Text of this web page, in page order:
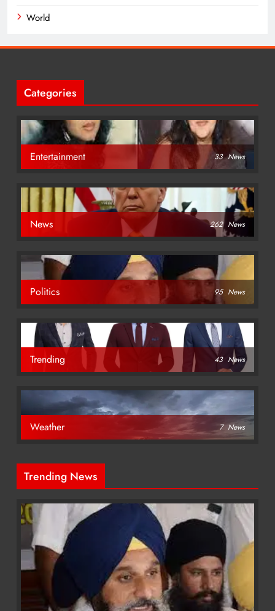
World
Categories
Entertainment 33 News
News 262 News
Politics 95 News
Trending 43 News
Weather 7 News
Trending News